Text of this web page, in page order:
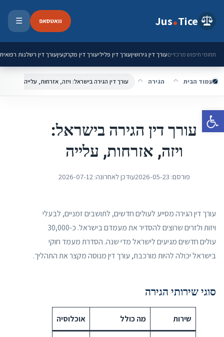
פתח סרגל נגישות
Jus Tice וואטסאפ ☰
תחומי חיפוש מרכזייםעורך דין גירושיןעורך דין פליליעורך דין מקרקעיןעורך דין רשלנות רפואית
עמוד הבית הגירה עורך דין הגירה בישראל: ויזה, אזרחות, עלייה
עורך דין הגירה בישראל:
ויזה, אזרחות, עלייה
פורסם: 2026-05-23עודכן לאחרונה:2026-07-12
עורך דין הגירה מסייע לעולים חדשים, לתושבים זמניים, לבעלי
ויזות ולזרים שרוצים להסדיר את מעמדם בישראל. כ-30,000
עולים חדשים מגיעים לישראל מדי שנה. הסדרת מעמד חוקי
בישראל יכולה להיות מורכבת, עורך דין מנוסה מקצר את התהליך.
סוגי שירותי הגירה
שירות מה כולל אוכלוסיה